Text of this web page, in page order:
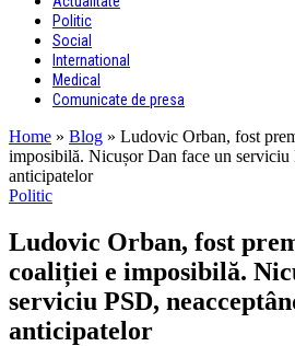
Politic
Social
International
Medical
Comunicate de presa
Home » Blog » Ludovic Orban, fost
imposibilă. Nicușor Dan face un serviciu
anticipatelor
Politic
Ludovic Orban, fost
coaliției e imposibilă.
serviciu PSD,
anticipatelor